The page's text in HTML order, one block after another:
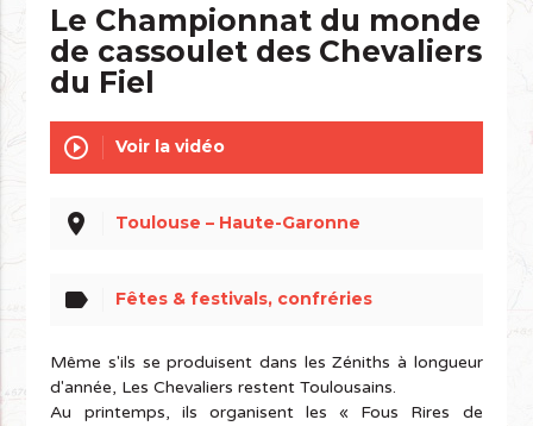
Le Championnat du monde
de cassoulet des Chevaliers
du Fiel
play_circle_outline Voir la vidéo
place Toulouse – Haute-Garonne
label Fêtes & festivals, confréries
Même s'ils se produisent dans les Zéniths à longueur
d'année, Les Chevaliers restent Toulousains.
Au printemps, ils organisent les « Fous Rires de